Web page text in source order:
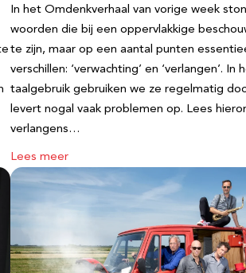
In het Omdenkverhaal van vorige week
woorden die bij een oppervlakkige
te zijn, maar op een aantal punten
verschillen: ‘verwachting’ en ‘verlangen’. In
taalgebruik gebruiken we ze regelmatig
levert nogal vaak problemen op. Lees
verlangens…
Lees meer